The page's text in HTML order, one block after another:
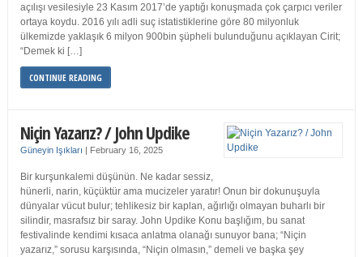
açılışı vesilesiyle 23 Kasım 2017’de yaptığı konuşmada çok çarpıcı veriler
ortaya koydu. 2016 yılı adli suç istatistiklerine göre 80 milyonluk
ülkemizde yaklaşık 6 milyon 900bin şüpheli bulunduğunu açıklayan Cirit;
“Demek ki […]
CONTINUE READING
Niçin Yazarız? / John Updike
Güneyin Işıkları | February 16, 2025
Bir kurşunkalemi düşünün. Ne kadar sessiz,
hünerli, narin, küçüktür ama mucizeler yaratır! Onun bir dokunuşuyla
dünyalar vücut bulur; tehlikesiz bir kaplan, ağırlığı olmayan buharlı bir
silindir, masrafsız bir saray. John Updike Konu başlığım, bu sanat
festivalinde kendimi kısaca anlatma olanağı sunuyor bana; “Niçin
yazarız,” sorusu karşısında, “Niçin olmasın,” demeli ve başka şey